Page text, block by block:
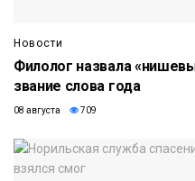
Новости
Филолог назвала
звание слова года
08 августа 709